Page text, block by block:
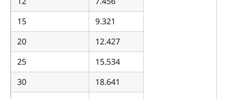
15
9.321
20
12.427
25
15.534
30
18.641